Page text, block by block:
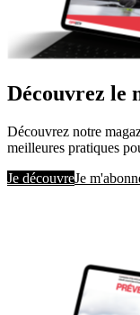
Découvrez le
Découvrez notre
meilleures pratiques
Je découvreJe